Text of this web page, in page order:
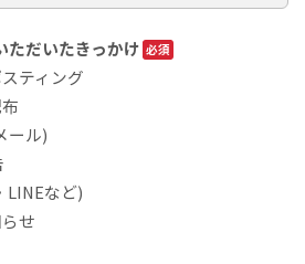
ただいたきっかけ
ティング
ール)
LINEなど)
せ